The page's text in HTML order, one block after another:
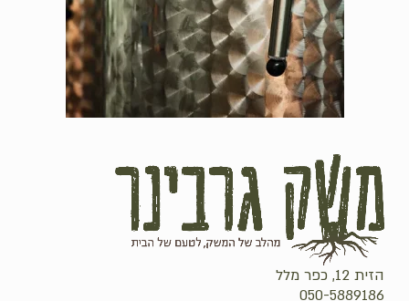
הזית 12, כפר מלל
050-5889186